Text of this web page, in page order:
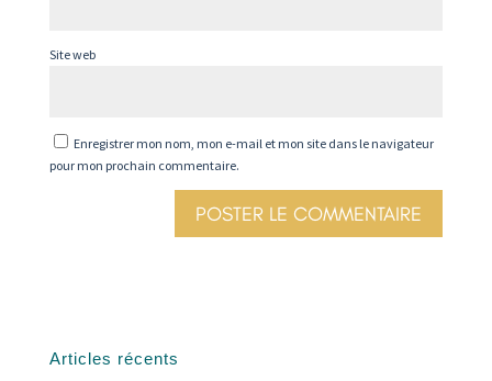
Site web
Enregistrer mon nom, mon e-mail et mon site dans le navigateur
pour mon prochain commentaire.
Articles récents